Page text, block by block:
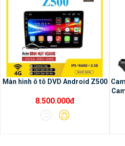
Màn hình ô tô DVD Android Z500
8.500.000đ